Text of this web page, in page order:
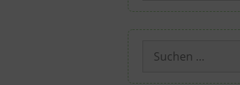
Suchen
nach: